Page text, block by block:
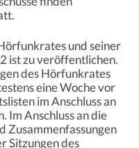
und seiner
ist zu veröffentlichen.
des Hörfunkrates
eine Woche vor
im Anschluss an
Im Anschluss an die
Zusammenfassungen
Sitzungen des